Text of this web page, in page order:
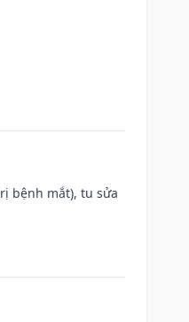
bệnh mắt), tu sửa